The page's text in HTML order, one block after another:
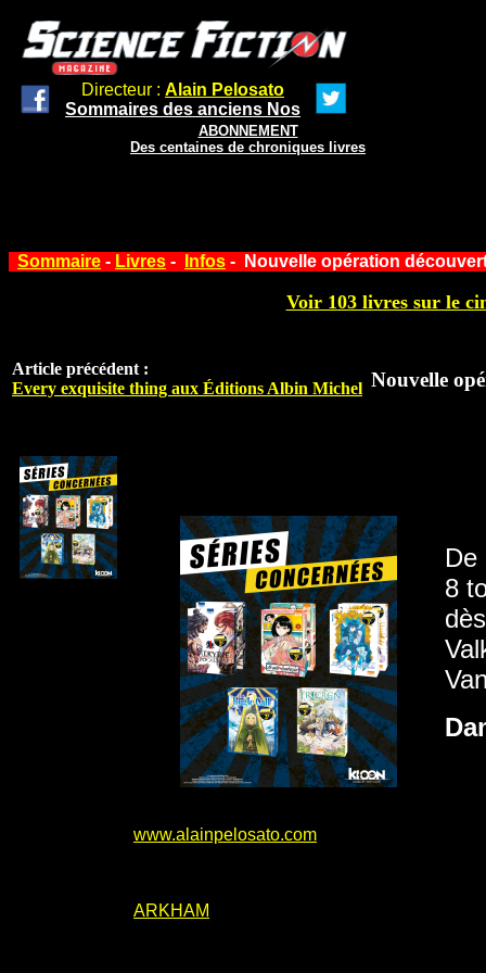
Directeur : Alain Pelosato
Sommaires des anciens Nos
ABONNEMENT
Des centaines de chroniques livres
Sommaire - Livres - Infos - Nouvelle opération
Voir 103 livres sur le
Article précédent :
Every exquisite thing aux Éditions Albin Michel Nouvelle
De
8
www.alainpelosato.com
ARKHAM